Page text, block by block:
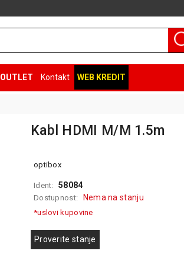
OUTLET Kontakt WEB KREDIT
Kabl HDMI M/M 1.5m
optibox
Ident: 58084
Dostupnost: Nema na stanju
*uslovi kupovine
Proverite stanje